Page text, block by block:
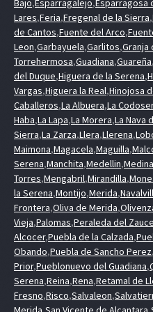
Bajo,Esparragalejo,Esparragosa
Lares,Feria,Fregenal de la Sierra,
de Cantos,Fuente del Arco,
Leon,Garbayuela,Garlitos,Granja
Torrehermosa,Guadiana,Guareña,
del Duque,Higuera de la Serena,
Vargas,Higuera la Real,Hinojosa
Caballeros,La Albuera,La
Haba,La Lapa,La Morera,La Nava
Sierra,La Zarza,Llera,Llerena,
Maimona,Magacela,Maguilla,
Serena,Manchita,Medellin,
Torres,Mengabril,Mirandilla,
la Serena,Montijo,Merida,
Frontera,Oliva de Merida,
Vieja,Palomas,Peraleda del
Alcocer,Puebla de la Calzada,
Obando,Puebla de Sancho Perez,
Prior,Pueblonuevo del Guadiana,
Serena,Reina,Rena,Retamal de
Fresno,Risco,Salvaleon,